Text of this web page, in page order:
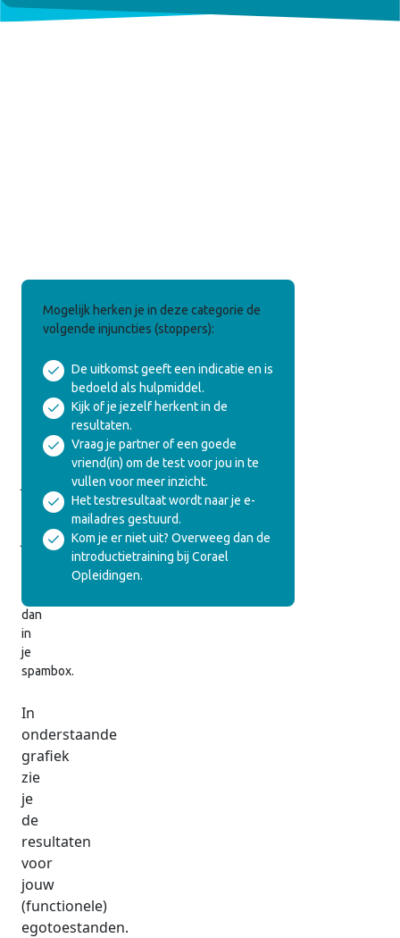
Veelgebruikte
Egotoestanden
gemaild.
dan
in
je
spambox.
In
onderstaande
grafiek
zie
je
de
resultaten
voor
jouw
(functionele)
egotoestanden.
Mogelijk herken je in deze categorie de
volgende injuncties (stoppers):
De uitkomst geeft een indicatie en is
bedoeld als hulpmiddel.
Kijk of je jezelf herkent in de
resultaten.
Vraag je partner of een goede
vriend(in) om de test voor jou in te
vullen voor meer inzicht.
Het testresultaat wordt naar je e-
mailadres gestuurd.
Kom je er niet uit? Overweeg dan de
introductietraining bij Corael
Opleidingen.